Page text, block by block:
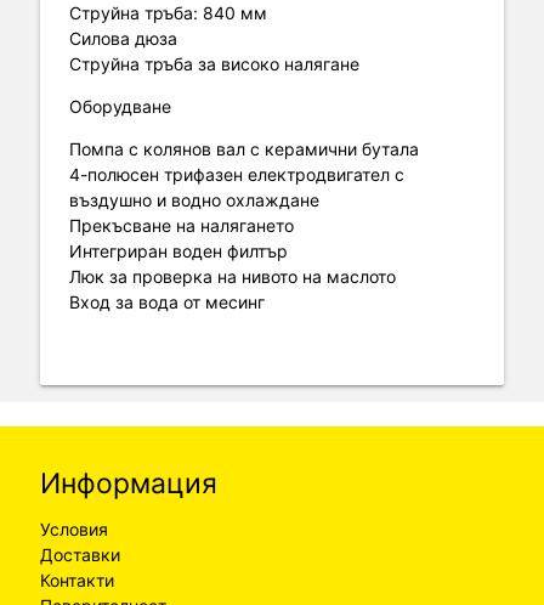
Струйна тръба: 840 мм
Силова дюза
Струйна тръба за високо налягане
Оборудване
Помпа с колянов вал с керамични бутала
4-полюсен трифазен електродвигател с
въздушно и водно охлаждане
Прекъсване на налягането
Интегриран воден филтър
Люк за проверка на нивото на маслото
Вход за вода от месинг
Информация
Условия
Доставки
Контакти